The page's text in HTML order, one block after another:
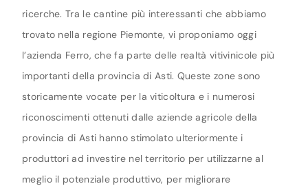
ricerche. Tra le cantine più interessanti che abbiamo
trovato nella regione Piemonte, vi proponiamo oggi
l’azienda Ferro, che fa parte delle realtà vitivinicole più
importanti della provincia di Asti. Queste zone sono
storicamente vocate per la viticoltura e i numerosi
riconoscimenti ottenuti dalle aziende agricole della
provincia di Asti hanno stimolato ulteriormente i
produttori ad investire nel territorio per utilizzarne al
meglio il potenziale produttivo, per migliorare